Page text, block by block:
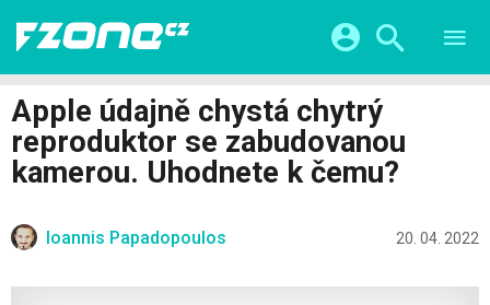
VIDEA
SERIÁLY
CHYTRÁ MĚSTA
ŽIVOT BUDOUCNOSTI
HRY A ZÁBAVA
Facebook Google
Apple údajně chystá chytrý
reproduktor se zabudovanou
kamerou. Uhodnete k čemu?
Ioannis Papadopoulos 20. 04. 2022